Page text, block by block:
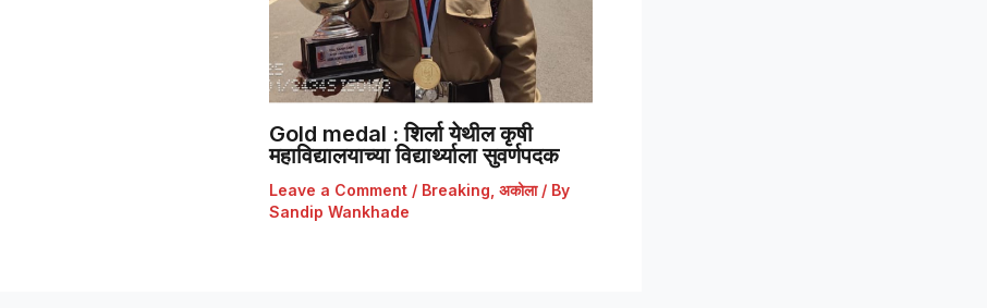
Gold medal : शिर्ला येथील कृषी
महाविद्यालयाच्या विद्यार्थ्याला सुवर्णपदक
Leave a Comment / Breaking अकोला/ By
Sandip Wankhade